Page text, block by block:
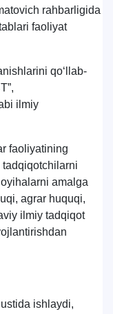
rahbarligida
faoliyat
qo‘llab-
ilmiy
faoliyatining
amalga
agrar huquqi,
ilmiy tadqiqot
ishlaydi,